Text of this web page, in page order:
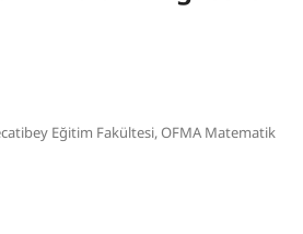
Eğitim Fakültesi, OFMA Matematik